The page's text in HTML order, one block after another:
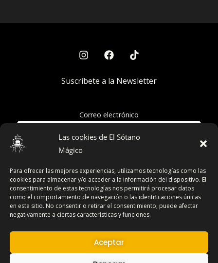
Las cookies de El Sótano
Mágico
Para ofrecer las mejores experiencias, utilizamos tecnologías como las
cookies para almacenar y/o acceder a la información del dispositivo. El
consentimiento de estas tecnologías nos permitirá procesar datos
como el comportamiento de navegación o las identificaciones únicas
en este sitio. No consentir o retirar el consentimiento, puede afectar
negativamente a ciertas características y funciones.
Aceptar
Suscríbete a la Newsletter
Correo electrónico
Acepto la política de privacidad
Términos y Condiciones
Contacto